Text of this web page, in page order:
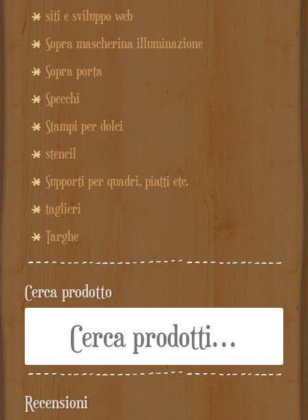
siti e sviluppo web
Sopra mascherina illuminazione
Sopra porta
Specchi
Stampi per dolci
stencil
Supporti per quadri, piatti etc.
taglieri
Targhe
Cerca prodotto
Recensioni